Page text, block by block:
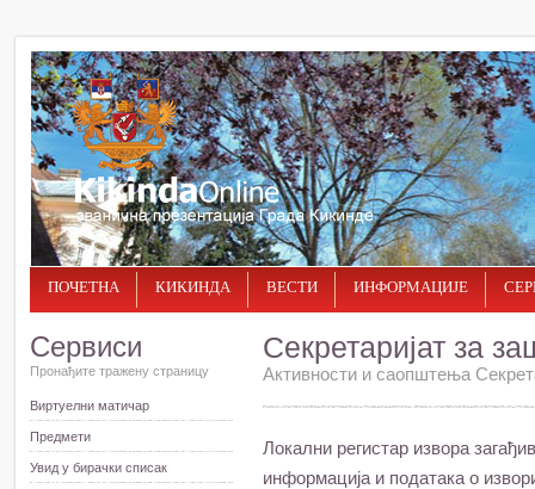
ПОЧЕТНА КИКИНДА ВЕСТИ ИНФОРМАЦИЈЕ
Сервиси
Пронађите тражену страницу
Виртуелни матичар
Предмети
Увид у бирачки списак
Секретаријат за
Активности и саопштења
Локални регистар извора
информација и података о